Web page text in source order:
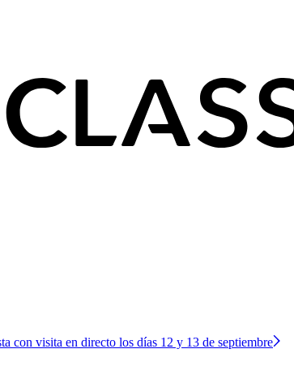
con visita en directo los días 12 y 13 de septiembre